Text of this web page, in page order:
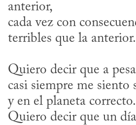
anterior,
cada vez con
terribles que la anterior.
Quiero decir que a
casi siempre me siento
y en el planeta correcto.
Quiero decir que un